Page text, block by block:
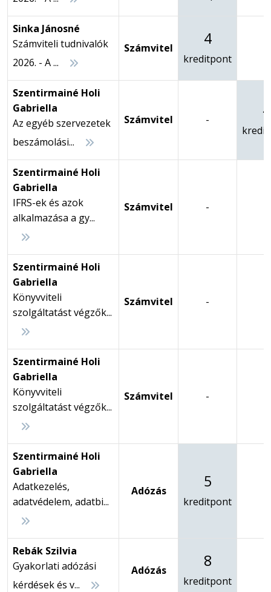
Sinka Jánosné
Számviteli tudnivalók
2026. - A ...
Számvitel 4
kreditpont
Szentirmainé Holi
Gabriella
Az egyéb szervezetek
beszámolási...
Számvitel - 4
Szentirmainé Holi
Gabriella
IFRS-ek és azok
alkalmazása a gy...
Számvitel -
Szentirmainé Holi
Gabriella
Könyvviteli
szolgáltatást végzők...
Számvitel -
Szentirmainé Holi
Gabriella
Könyvviteli
szolgáltatást végzők...
Számvitel -
Szentirmainé Holi
Gabriella
Adatkezelés,
adatvédelem, adatbi...
Adózás 5
kreditpont
Rebák Szilvia
Gyakorlati adózási
kérdések és v...
Adózás 8
kreditpont